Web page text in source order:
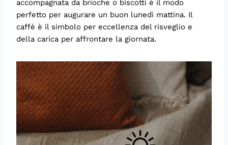
accompagnata da brioche o biscotti è il modo
perfetto per augurare un buon lunedì mattina. Il
caffè è il simbolo per eccellenza del risveglio e
della carica per affrontare la giornata.